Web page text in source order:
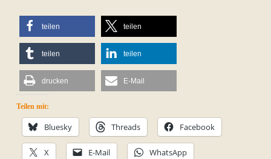
teilen teilen
teilen teilen
drucken E-Mail
Teilen mit:
Bluesky Threads Facebook
X E-Mail WhatsApp